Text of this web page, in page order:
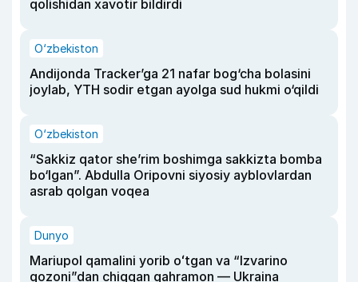
qolishidan xavotir bildirdi
O‘zbekiston
Andijonda Tracker’ga 21 nafar bog‘cha bolasini
joylab, YTH sodir etgan ayolga sud hukmi o‘qildi
O‘zbekiston
“Sakkiz qator she’rim boshimga sakkizta bomba
bo‘lgan”. Abdulla Oripovni siyosiy ayblovlardan
asrab qolgan voqea
Dunyo
Mariupol qamalini yorib oʻtgan va “Izvarino
qozoni”dan chiqqan qahramon — Ukraina